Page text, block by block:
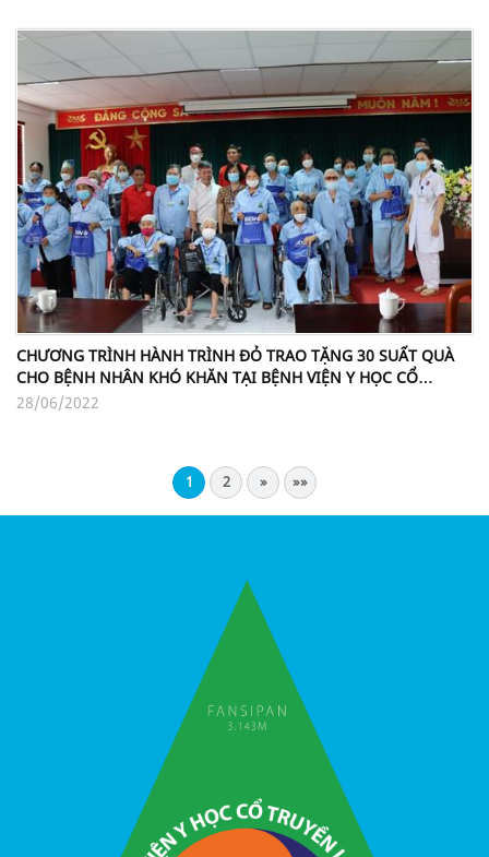
CHƯƠNG TRÌNH HÀNH TRÌNH ĐỎ TRAO TẶNG 30 SUẤT QUÀ
CHO BỆNH NHÂN KHÓ KHĂN TẠI BỆNH VIỆN Y HỌC CỔ
TRUYỀN LÀO CAI
28/06/2022
1 2 » »»